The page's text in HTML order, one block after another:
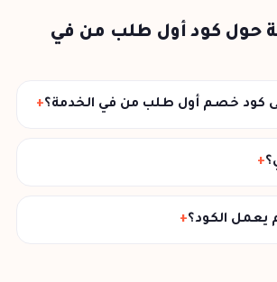
حول كود أول طلب من في
كود خصم أول طلب من في الخدمة؟
يعمل الكود؟